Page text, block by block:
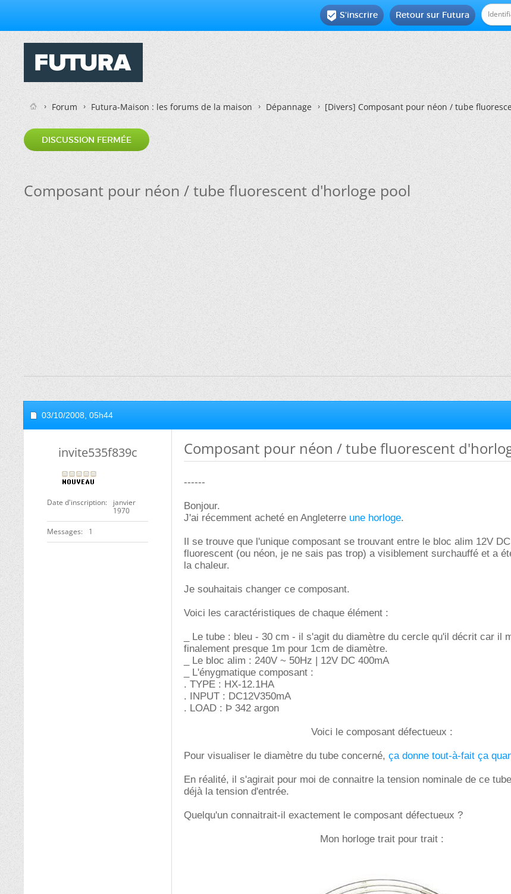
Retour sur Futura
 S'inscrire
Forum Futura-Maison : les forums de la maison Dépannage [Divers]Composant pour néon / tube
DISCUSSION FERMÉE
Composant pour néon / tube fluorescent d'horloge pool
03/10/2008, 05h44
invite535f839c
Date d'inscription
janvier
1970
Messages 1
Composant pour néon / tube fluorescent
------
Bonjour.
J'ai récemment acheté en Angleterre une horloge.
Il se trouve que l'unique composant se trouvant entre le bloc alim 12V
fluorescent (ou néon, je ne sais pas trop) a visiblement surchauffé et a
la chaleur.
Je souhaitais changer ce composant.
Voici les caractéristiques de chaque élément :
_ Le tube : bleu - 30 cm - il s'agit du diamètre du cercle qu'il décrit car il
finalement presque 1m pour 1cm de diamètre.
_ Le bloc alim : 240V ~ 50Hz | 12V DC 400mA
_ L'énygmatique composant :
. TYPE : HX-12.1HA
. INPUT : DC12V350mA
. LOAD : Þ 342 argon
Voici le composant défectueux :
Pour visualiser le diamètre du tube concerné, ça donne tout-à-fait ça
En réalité, il s'agirait pour moi de connaitre la tension nominale de ce
déjà la tension d'entrée.
Quelqu'un connaitrait-il exactement le composant défectueux ?
Mon horloge trait pour trait :